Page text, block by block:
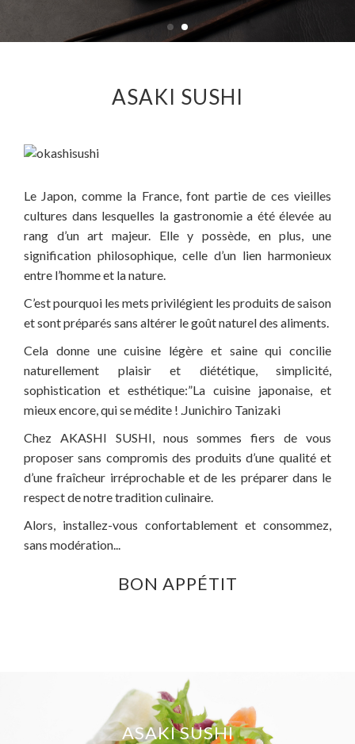
ASAKI SUSHI
Le Japon, comme la France, font partie de ces vieilles
cultures dans lesquelles la gastronomie a été élevée au
rang d’un art majeur. Elle y possède, en plus, une
signification philosophique, celle d’un lien harmonieux
entre l’homme et la nature.
C’est pourquoi les mets privilégient les produits de saison
et sont préparés sans altérer le goût naturel des aliments.
Cela donne une cuisine légère et saine qui concilie
naturellement plaisir et diététique, simplicité,
sophistication et esthétique:”La cuisine japonaise, et
mieux encore, qui se médite ! .Junichiro Tanizaki
Chez AKASHI SUSHI, nous sommes fiers de vous
proposer sans compromis des produits d’une qualité et
d’une fraîcheur irréprochable et de les préparer dans le
respect de notre tradition culinaire.
Alors, installez-vous confortablement et consommez,
sans modération...
BON APPÉTIT
ASAKI SUSHI